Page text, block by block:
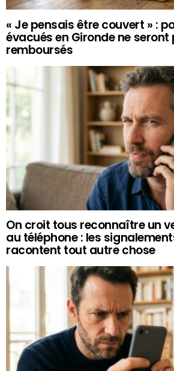
« Je pensais être couvert » :
évacués en Gironde ne
remboursés
On croit tous reconnaître un
au téléphone : les
racontent tout autre chose